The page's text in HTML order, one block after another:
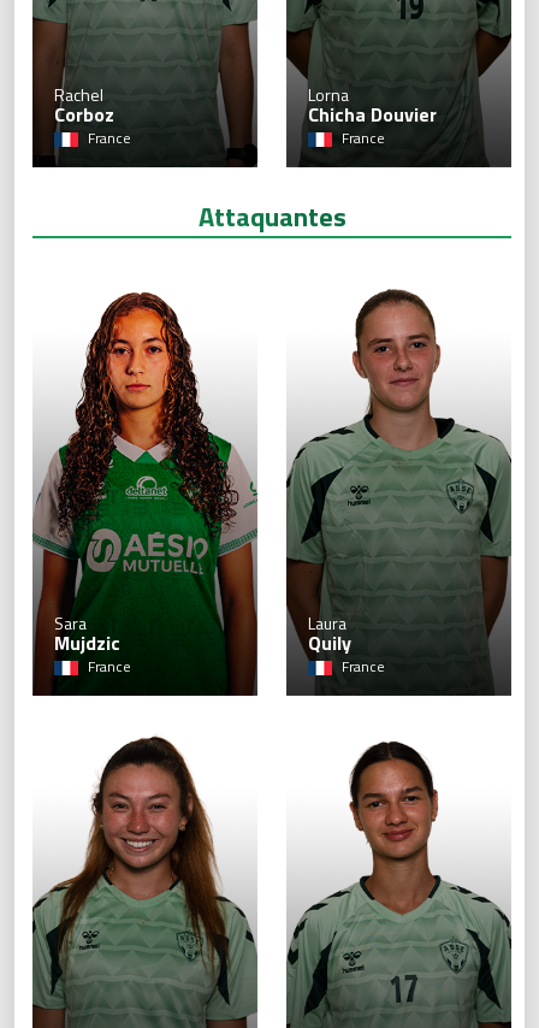
10
Rachel
Corboz
France
Lorna
Chicha Douvier
France
Attaquantes
Sara
Mujdzic
France
Laura
Quily
France